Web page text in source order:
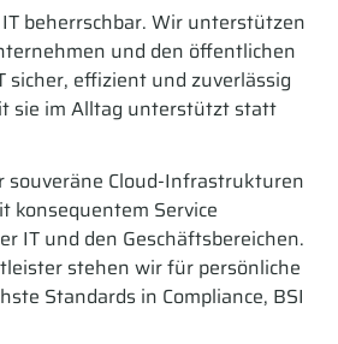
IT beherrschbar. Wir unterstützen
und den öffentlichen
sicher, effizient und zuverlässig
sie im Alltag unterstützt statt
souveräne Cloud-Infrastrukturen
konsequentem Service
IT und den Geschäftsbereichen.
stehen wir für persönliche
Standards in Compliance, BSI